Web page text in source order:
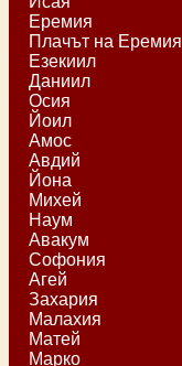
Еремия
Плачът на Еремия
Езекиил
Даниил
Осия
Йоил
Амос
Авдий
Йона
Михей
Наум
Авакум
Софония
Агей
Захария
Малахия
Матей
Марко